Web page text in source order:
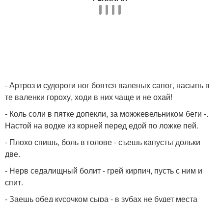
- Артроз и судороги ног боятся валеных сапог, насыпь в
те валенки гороху, ходи в них чаще и не охай!
- Коль соли в пятке допекли, за можжевельником беги -.
Настой на водке из корней перед едой по ложке пей.
- Плохо спишь, боль в голове - съешь капусты дольки
две.
- Нерв седалищный болит - грей кирпич, пусть с ним и
спит.
- Заешь обед кусочком сыра - в зубах не будет места